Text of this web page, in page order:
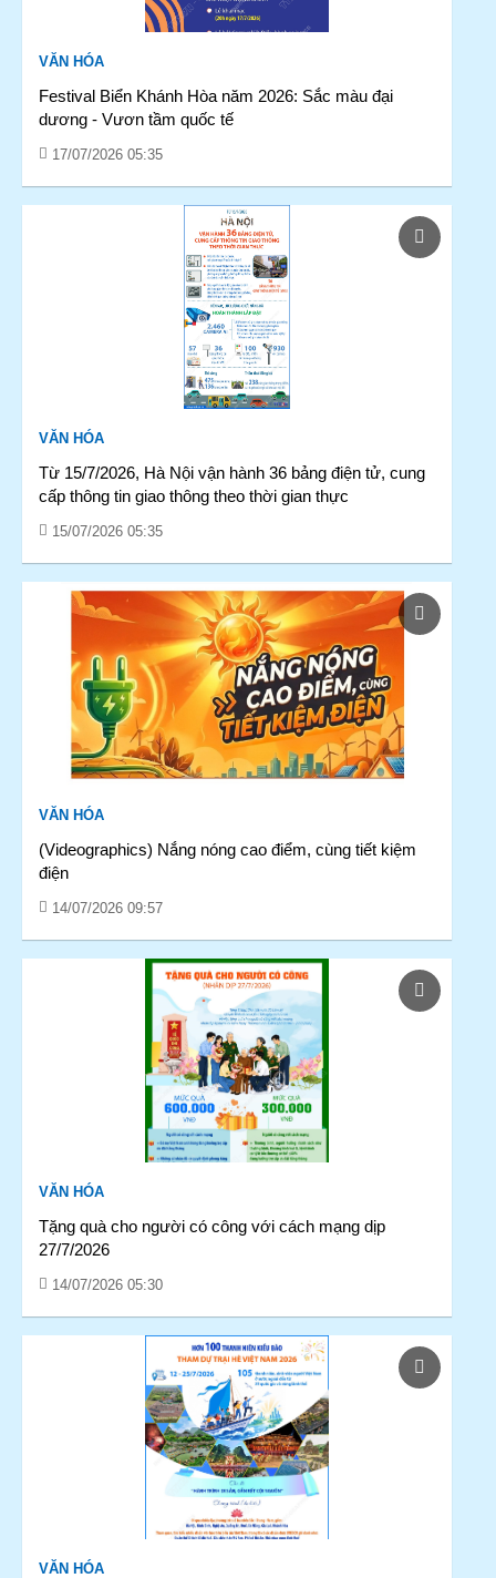
VĂN HÓA
Festival Biển Khánh Hòa năm 2026: Sắc màu đại
dương - Vươn tầm quốc tế
17/07/2026 05:35
VĂN HÓA
Từ 15/7/2026, Hà Nội vận hành 36 bảng điện tử, cung
cấp thông tin giao thông theo thời gian thực
15/07/2026 05:35
VĂN HÓA
(Videographics) Nắng nóng cao điểm, cùng tiết kiệm
điện
14/07/2026 09:57
VĂN HÓA
Tặng quà cho người có công với cách mạng dịp
27/7/2026
14/07/2026 05:30
VĂN HÓA